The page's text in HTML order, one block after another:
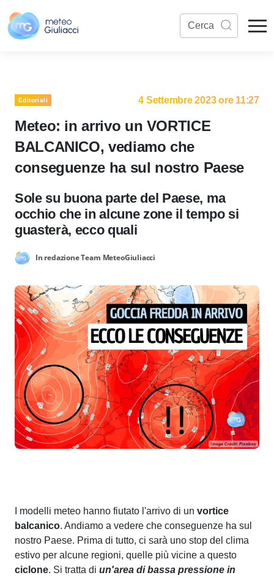
Editoriali 4 Settembre 2023 ore 11:27
Meteo: in arrivo un VORTICE
BALCANICO, vediamo che
conseguenze ha sul nostro Paese
Sole su buona parte del Paese, ma
occhio che in alcune zone il tempo si
guasterà, ecco quali
In redazione Team MeteoGiuliacci
I modelli meteo hanno fiutato l'arrivo di un vortice
balcanico. Andiamo a vedere che conseguenze ha sul
nostro Paese. Prima di tutto, ci sarà uno stop del clima
estivo per alcune regioni, quelle più vicine a questo
ciclone. Si tratta di un'area di bassa pressione in